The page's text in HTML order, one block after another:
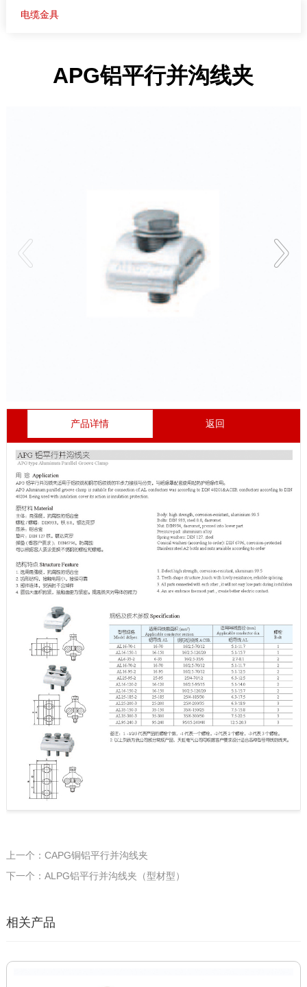
电缆金具
APG铝平行并沟线夹
产品详情 返回
上一个：CAPG铜铝平行并沟线夹
下一个：ALPG铝平行并沟线夹（型材型）
相关产品